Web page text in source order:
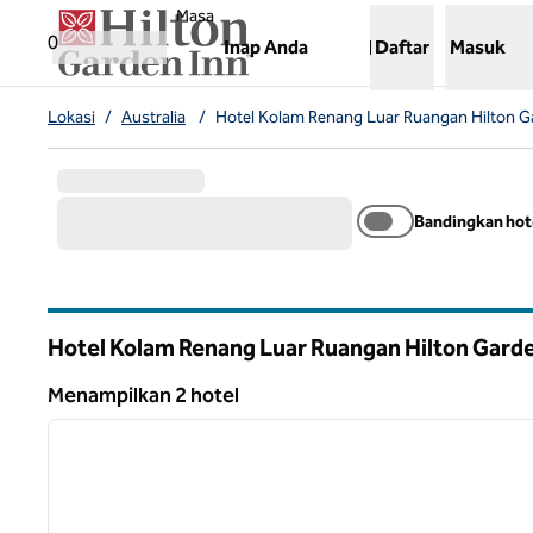
Lompati ke Konten
0
Masa
Inap Anda
,Membuka tab baru
Daftar Masuk
Lokasi / Australia / Hotel Kolam Renang Luar Ruangan Hilton
Bandingkan
Hotel Kolam Renang Luar Ruangan Hilton
Menampilkan 2 hotel
Menampilkan 2 hotel
1 dari 12